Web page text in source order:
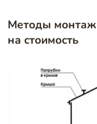
Методы
на стоимость